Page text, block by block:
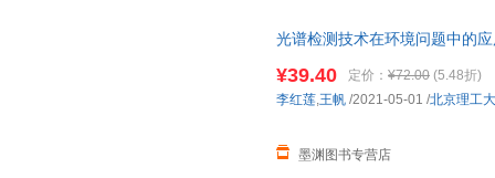
光谱检测技术在环境问题中的
¥39.40 定价： ¥72.00 (5.48折)
墨渊图书专营店
李红莲,王帆 /2021-05-01 /北京理工